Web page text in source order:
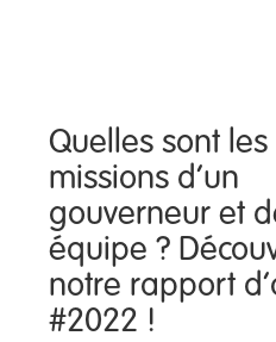
Quelles sont les
missions d’un
gouverneur et
équipe ?
notre rapport
#2022 !